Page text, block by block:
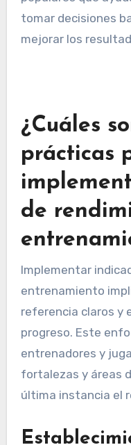
Al implementar el
de que la
populares que
tomar decisiones
mejorar los
¿Cuáles
prácticas
de
Implementar
referencia claros y